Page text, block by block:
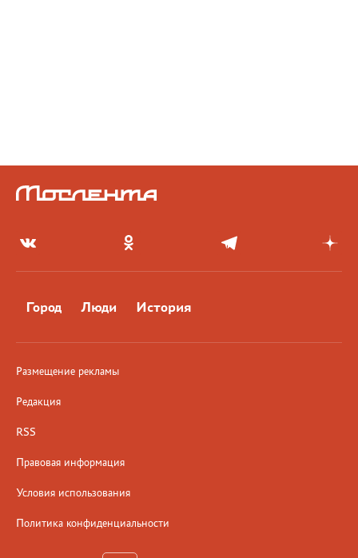
Город Люди История
Размещение рекламы
Редакция
RSS
Правовая информация
Условия использования
Политика конфиденциальности